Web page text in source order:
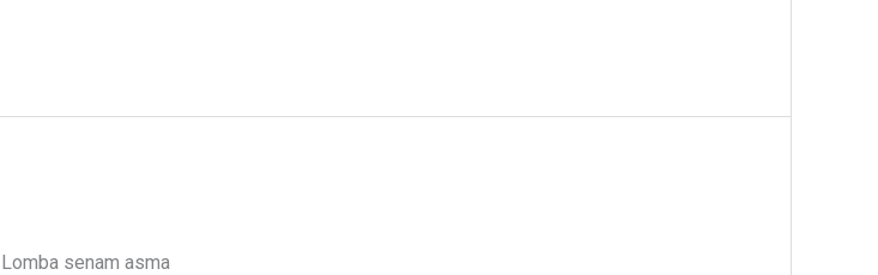
Lomba senam asma